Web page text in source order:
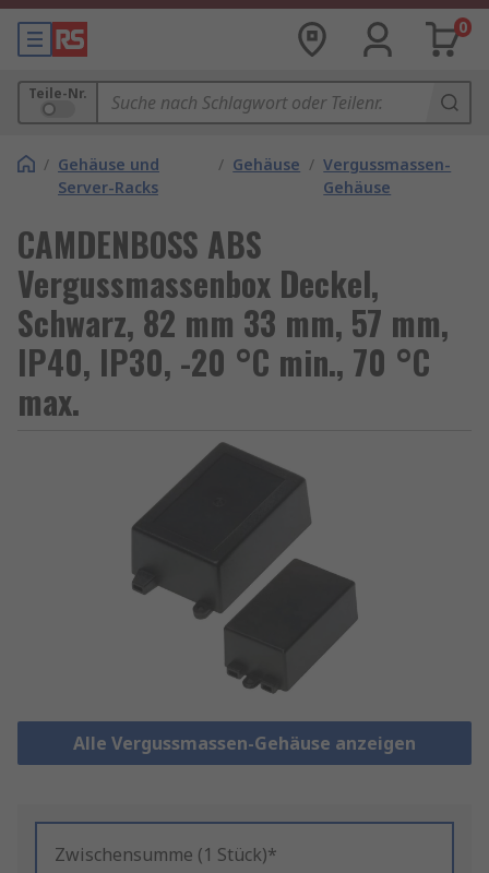
0
Teile-Nr.
/ Gehäuse und
Server-Racks
/ Gehäuse / Vergussmassen-
Gehäuse
CAMDENBOSS ABS
Vergussmassenbox Deckel,
Schwarz, 82 mm 33 mm, 57 mm,
IP40, IP30, -20 °C min., 70 °C
max.
Alle Vergussmassen-Gehäuse anzeigen
Zwischensumme (1 Stück)*